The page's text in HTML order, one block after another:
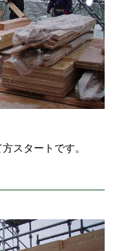
スタートです。